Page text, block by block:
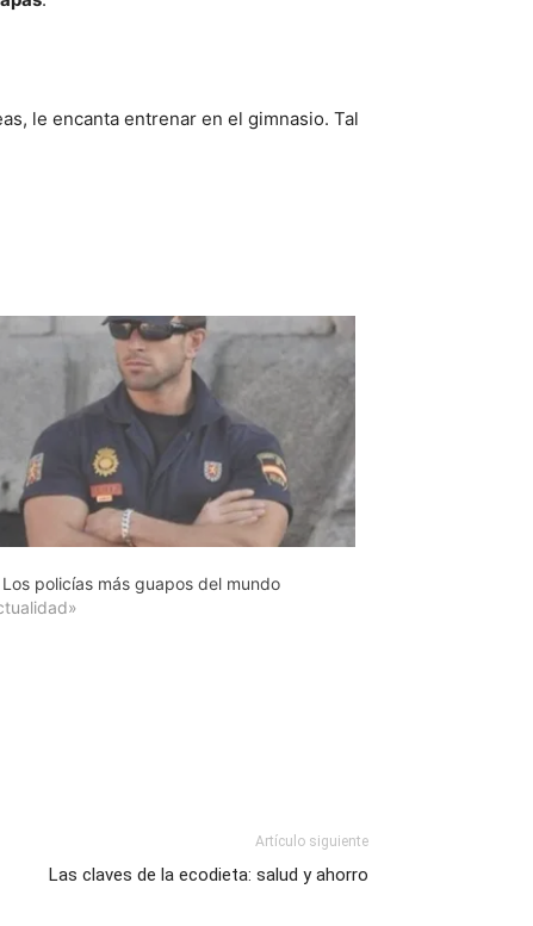
le encanta entrenar en el gimnasio. Tal
policías más guapos del mundo
Artículo siguiente
Las claves de la ecodieta: salud y ahorro